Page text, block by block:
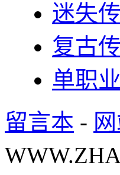
迷失
复古
单职
留言本 -